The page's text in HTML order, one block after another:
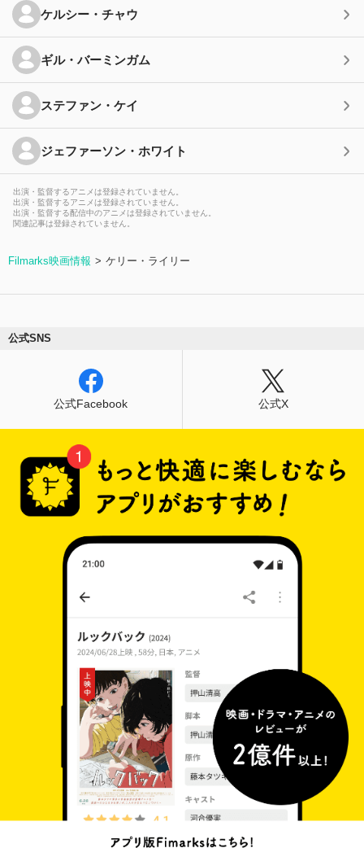
ケルシー・チャウ
ギル・バーミンガム
ステファン・ケイ
ジェファーソン・ホワイト
出演・監督するアニメは登録されていません。
出演・監督するアニメは登録されていません。
出演・監督する配信中のアニメは登録されていません。
関連記事は登録されていません。
Filmarks映画情報 ケリー・ライリー
公式SNS
公式Facebook 公式X